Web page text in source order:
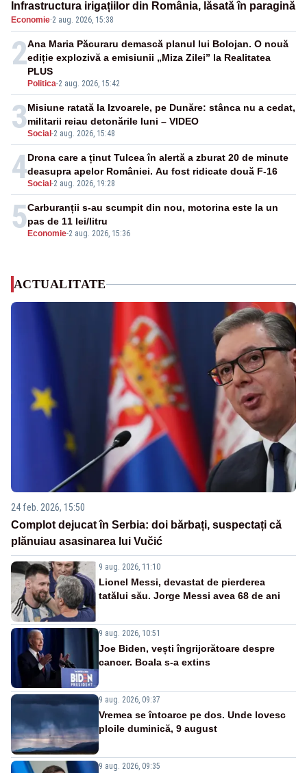
Infrastructura irigațiilor din România, lăsată în paragină
Economie·2 aug. 2026, 15:38
2
Politica-2 aug. 2026, 15:42
Ana Maria Păcuraru demască planul lui Bolojan. O nouă
ediție explozivă a emisiunii „Miza Zilei” la Realitatea
PLUS
3Social -2 aug. 2026, 15:48
Misiune ratată la Izvoarele, pe Dunăre: stânca nu a cedat,
militarii reiau detonările luni – VIDEO
4Social -2 aug. 2026, 19:28
Drona care a ținut Tulcea în alertă a zburat 20 de minute
deasupra apelor României. Au fost ridicate două F-16
5 Economie-2 aug. 2026, 15:36
Carburanții s-au scumpit din nou, motorina este la un
pas de 11 lei/litru
ACTUALITATE
24 feb. 2026, 15:50
Complot dejucat în Serbia: doi bărbați, suspectați că
plănuiau asasinarea lui Vučić
9 aug. 2026, 11:10
Lionel Messi, devastat de pierderea
tatălui său. Jorge Messi avea 68 de ani
9 aug. 2026, 10:51
Joe Biden, vești îngrijorătoare despre
cancer. Boala s-a extins
9 aug. 2026, 09:37
Vremea se întoarce pe dos. Unde lovesc
ploile duminică, 9 august
9 aug. 2026, 09:35